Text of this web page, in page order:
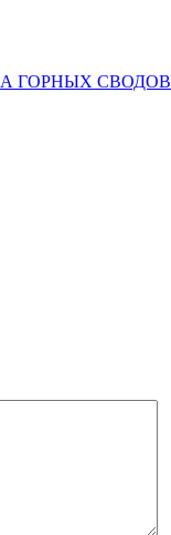
ГОРНЫХ СВОДОВ